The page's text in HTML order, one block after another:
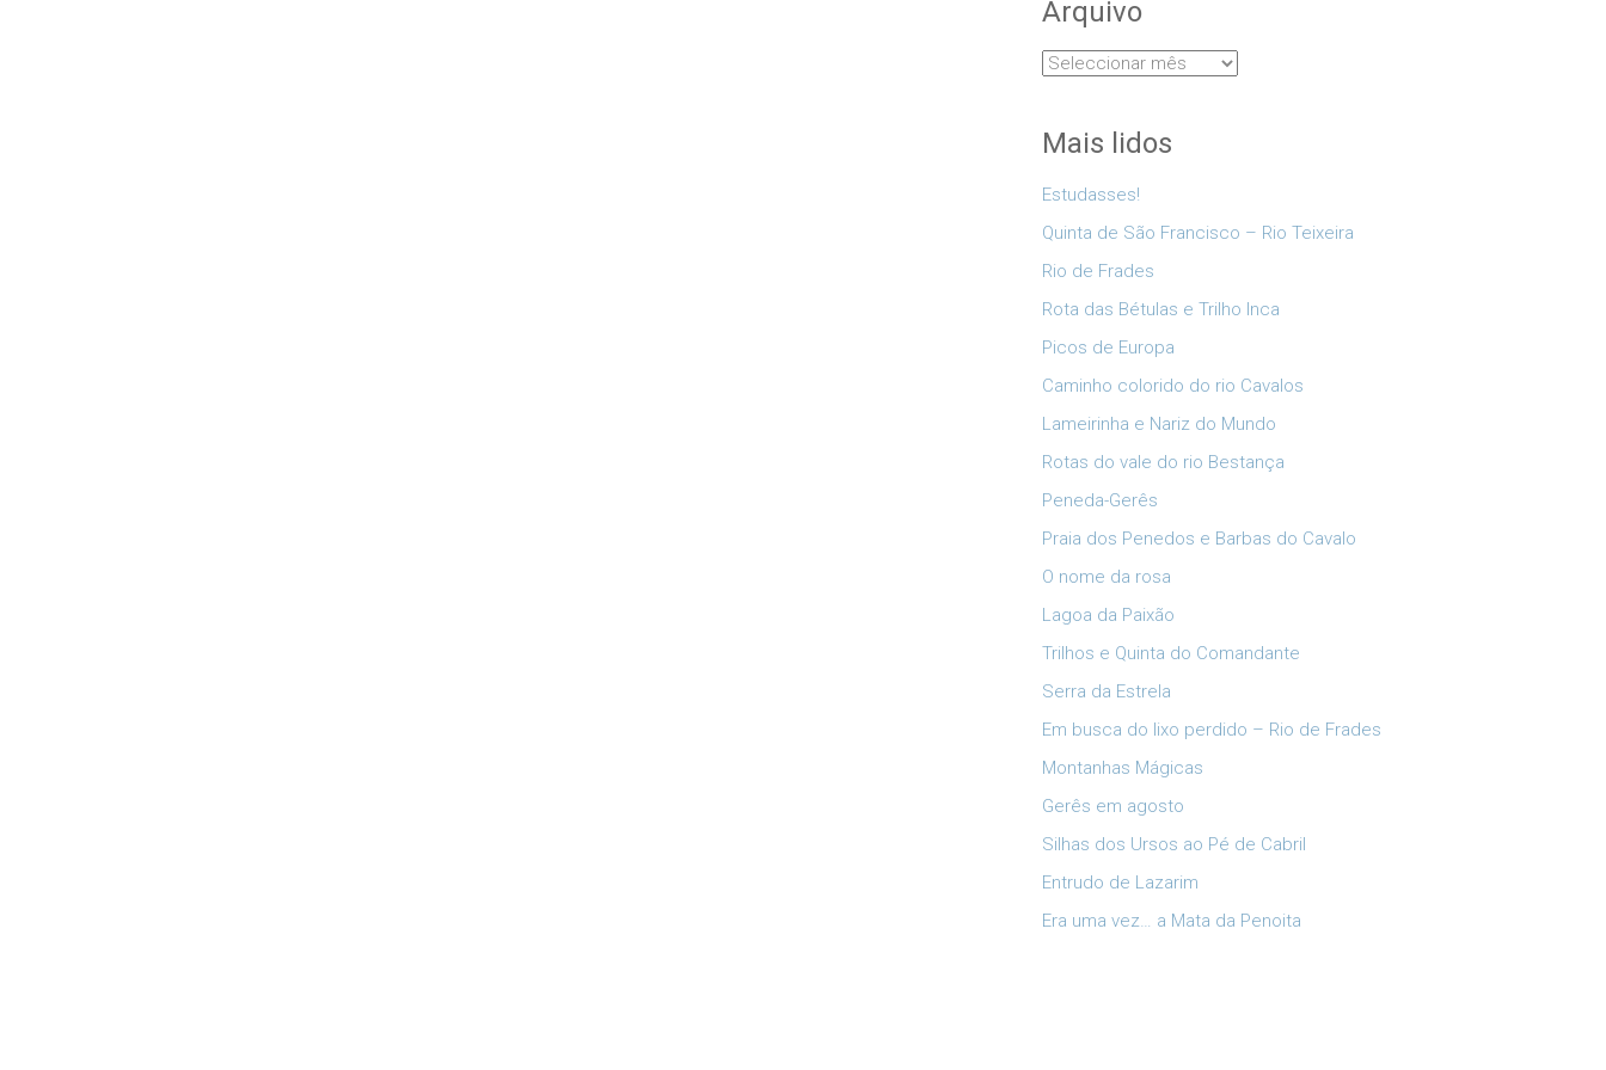
Arquivo
Arquivo
Mais lidos
Estudasses!
Quinta de São Francisco – Rio Teixeira
Rio de Frades
Rota das Bétulas e Trilho Inca
Picos de Europa
Caminho colorido do rio Cavalos
Lameirinha e Nariz do Mundo
Rotas do vale do rio Bestança
Peneda-Gerês
Praia dos Penedos e Barbas do Cavalo
O nome da rosa
Lagoa da Paixão
Trilhos e Quinta do Comandante
Serra da Estrela
Em busca do lixo perdido – Rio de Frades
Montanhas Mágicas
Gerês em agosto
Silhas dos Ursos ao Pé de Cabril
Entrudo de Lazarim
Era uma vez… a Mata da Penoita